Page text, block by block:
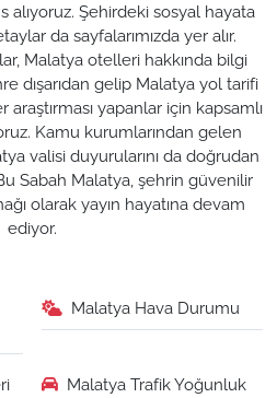
alıyoruz. Şehirdeki sosyal hayata
da sayfalarımızda yer alır.
Malatya otelleri hakkında bilgi
dışarıdan gelip Malatya yol tarifi
yapanlar için kapsamlı
Kamu kurumlarından gelen
valisi duyurularını da doğrudan
Sabah Malatya, şehrin güvenilir
olarak yayın hayatına devam
ediyor.
Malatya Hava Durumu
Malatya Trafik Yoğunluk